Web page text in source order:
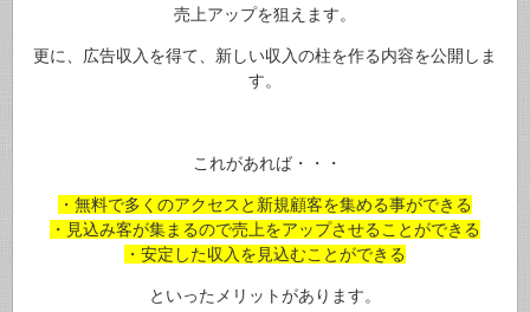
売上アップを狙えます。
更に、広告収入を得て、新しい収入の柱を作る内容を公開しま
す。
これがあれば・・・
・無料で多くのアクセスと新規顧客を集める事ができる
・見込み客が集まるので売上をアップさせることができる
・安定した収入を見込むことができる
といったメリットがあります。